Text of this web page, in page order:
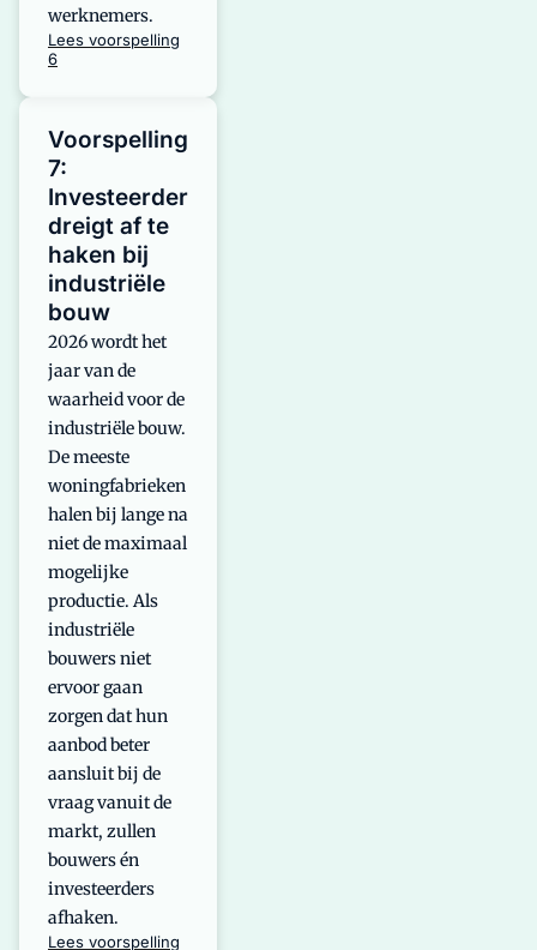
werknemers.
Lees voorspelling
6
Voorspelling
7:
Investeerder
dreigt af te
haken bij
industriële
bouw
2026 wordt het
jaar van de
waarheid voor de
industriële bouw.
De meeste
woningfabrieken
halen bij lange na
niet de maximaal
mogelijke
productie. Als
industriële
bouwers niet
ervoor gaan
zorgen dat hun
aanbod beter
aansluit bij de
vraag vanuit de
markt, zullen
bouwers én
investeerders
afhaken.
Lees voorspelling